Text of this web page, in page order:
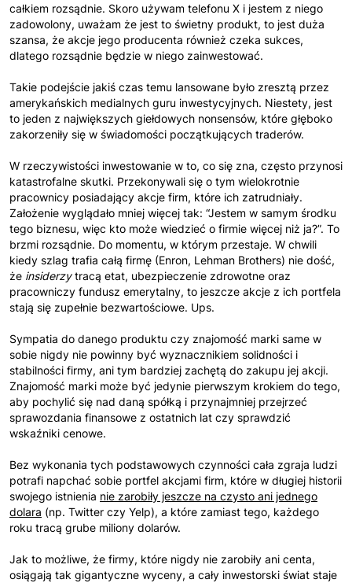
całkiem rozsądnie. Skoro używam telefonu X i jestem z niego
zadowolony, uważam że jest to świetny produkt, to jest duża
szansa, że akcje jego producenta również czeka sukces,
dlatego rozsądnie będzie w niego zainwestować.
Takie podejście jakiś czas temu lansowane było zresztą przez
amerykańskich medialnych guru inwestycyjnych. Niestety, jest
to jeden z największych giełdowych nonsensów, które głęboko
zakorzeniły się w świadomości początkujących traderów.
W rzeczywistości inwestowanie w to, co się zna, często przynosi
katastrofalne skutki. Przekonywali się o tym wielokrotnie
pracownicy posiadający akcje firm, które ich zatrudniały.
Założenie wyglądało mniej więcej tak: “Jestem w samym środku
tego biznesu, więc kto może wiedzieć o firmie więcej niż ja?”. To
brzmi rozsądnie. Do momentu, w którym przestaje. W chwili
kiedy szlag trafia całą firmę (Enron, Lehman Brothers) nie dość,
że insiderzytracą etat, ubezpieczenie zdrowotne oraz
pracowniczy fundusz emerytalny, to jeszcze akcje z ich portfela
stają się zupełnie bezwartościowe. Ups.
Sympatia do danego produktu czy znajomość marki same w
sobie nigdy nie powinny być wyznacznikiem solidności i
stabilności firmy, ani tym bardziej zachętą do zakupu jej akcji.
Znajomość marki może być jedynie pierwszym krokiem do tego,
aby pochylić się nad daną spółką i przynajmniej przejrzeć
sprawozdania finansowe z ostatnich lat czy sprawdzić
wskaźniki cenowe.
Bez wykonania tych podstawowych czynności cała zgraja ludzi
potrafi napchać sobie portfel akcjami firm, które w długiej historii
swojego istnienia nie zarobiły jeszcze na czysto ani jednego
dolara (np. Twitter czy Yelp), a które zamiast tego, każdego
roku tracą grube miliony dolarów.
Jak to możliwe, że firmy, które nigdy nie zarobiły ani centa,
osiągają tak gigantyczne wyceny, a cały inwestorski świat staje